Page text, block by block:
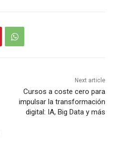
Next article
Cursos a coste cero para
impulsar la transformación
digital: IA, Big Data y más